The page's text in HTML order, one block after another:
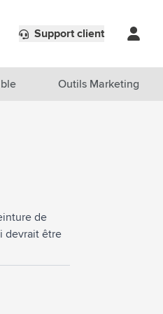
Support client
Outils Marketing
de
devrait être